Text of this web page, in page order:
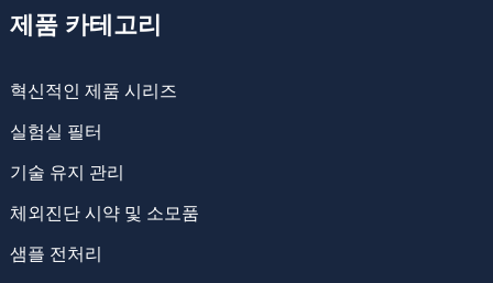
제품 카테고리
혁신적인 제품 시리즈
실험실 필터
기술 유지 관리
체외진단 시약 및 소모품
샘플 전처리